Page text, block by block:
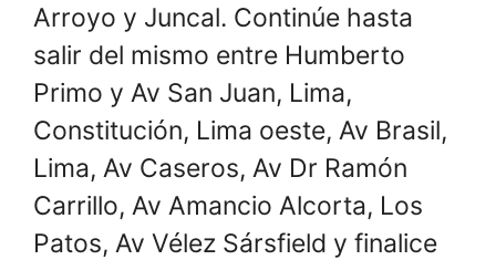
Arroyo y Juncal. Continúe hasta
salir del mismo entre Humberto
Primo y Av San Juan, Lima,
Constitución, Lima oeste, Av Brasil,
Lima, Av Caseros, Av Dr Ramón
Carrillo, Av Amancio Alcorta, Los
Patos, Av Vélez Sársfield y finalice